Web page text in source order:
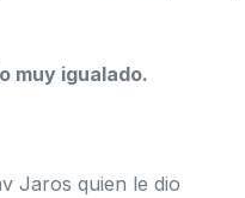
muy igualado.
Jaros quien le dio